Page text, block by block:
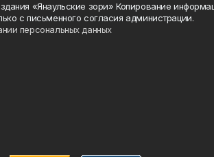
«Янаульские зори» Копирование
с письменного согласия администрации.
персональных данных